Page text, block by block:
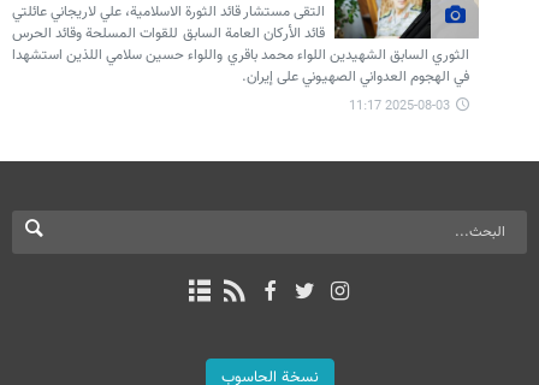
التقى مستشار قائد الثورة الاسلامية، علي لاريجاني عائلتي
قائد الأركان العامة السابق للقوات المسلحة وقائد الحرس
الثوري السابق الشهيدين اللواء محمد باقري واللواء حسين سلامي اللذين استشهدا
في الهجوم العدواني الصهيوني على إيران.
2025-08-03 11:17
نسخة الحاسوب